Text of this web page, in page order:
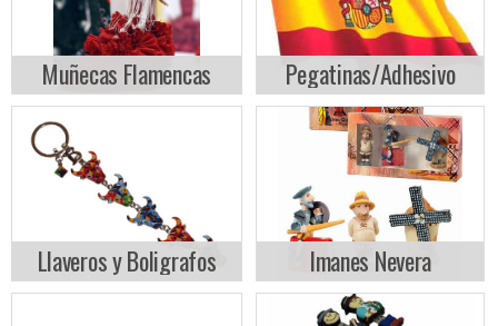
Muñecas Flamencas Pegatinas/Adhesivo
Llaveros y Boligrafos Imanes Nevera